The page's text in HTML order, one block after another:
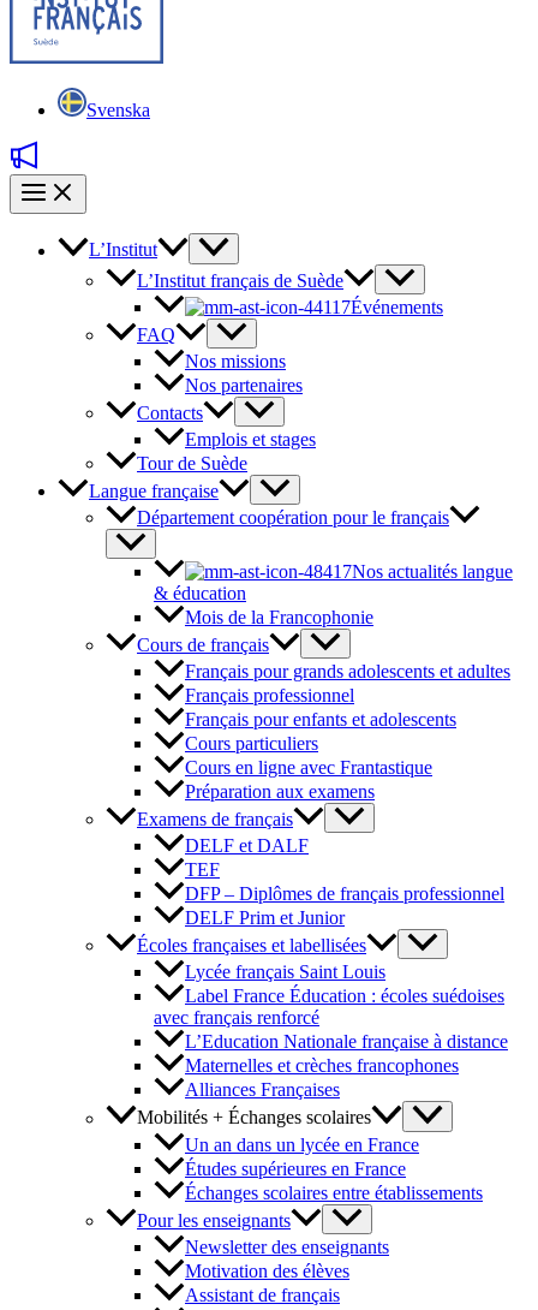
Svenska
L’Institut
L’Institut français de Suède
Événements
FAQ
Nos missions
Nos partenaires
Contacts
Emplois et stages
Tour de Suède
Langue française
Département coopération pour le français
Nos actualités langue
& éducation
Mois de la Francophonie
Cours de français
Français pour grands adolescents et adultes
Français professionnel
Français pour enfants et adolescents
Cours particuliers
Cours en ligne avec Frantastique
Préparation aux examens
Examens de français
DELF et DALF
TEF
DFP – Diplômes de français professionnel
DELF Prim et Junior
Écoles françaises et labellisées
Lycée français Saint Louis
Label France Éducation : écoles suédoises
avec français renforcé
L’Education Nationale française à distance
Maternelles et crèches francophones
Alliances Françaises
Mobilités + Échanges scolaires
Un an dans un lycée en France
Études supérieures en France
Échanges scolaires entre établissements
Pour les enseignants
Newsletter des enseignants
Motivation des élèves
Assistant de français